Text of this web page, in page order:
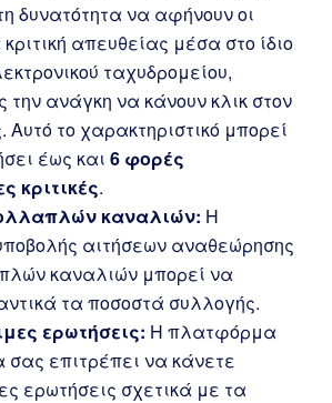
δυνατότητα να αφήνουν οι
απευθείας μέσα στο ίδιο
ταχυδρομείου,
ανάγκη να κάνουν κλικ στον
Αυτό το χαρακτηριστικό μπορεί
έως και 6 φορές
κριτικές.
καναλιών: Η
αιτήσεων αναθεώρησης
καναλιών μπορεί να
τα ποσοστά συλλογής.
ερωτήσεις: Η πλατφόρμα
σας επιτρέπει να κάνετε
ερωτήσεις σχετικά με τα